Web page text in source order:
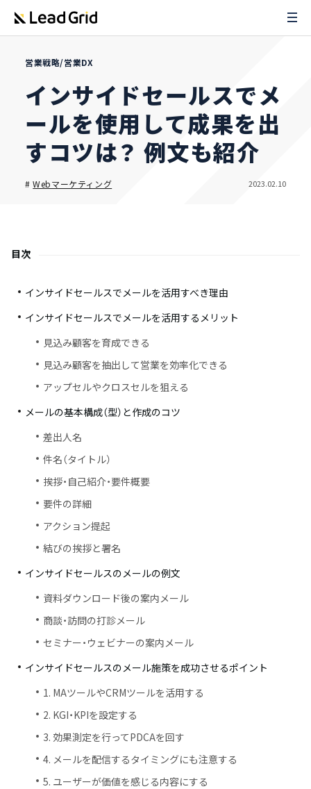
営業戦略/営業DX
インサイドセールスでメ
ールを使用して成果を出
すコツは？ 例文も紹介
#Webマーケティング 2023.02.10
目次
インサイドセールスでメールを活用すべき理由
インサイドセールスでメールを活用するメリット
見込み顧客を育成できる
見込み顧客を抽出して営業を効率化できる
アップセルやクロスセルを狙える
メールの基本構成（型）と作成のコツ
差出人名
件名（タイトル）
挨拶・自己紹介・要件概要
要件の詳細
アクション提起
結びの挨拶と署名
インサイドセールスのメールの例文
資料ダウンロード後の案内メール
商談・訪問の打診メール
セミナー・ウェビナーの案内メール
インサイドセールスのメール施策を成功させるポイント
1. MAツールやCRMツールを活用する
2. KGI・KPIを設定する
3. 効果測定を行ってPDCAを回す
4. メールを配信するタイミングにも注意する
5. ユーザーが価値を感じる内容にする